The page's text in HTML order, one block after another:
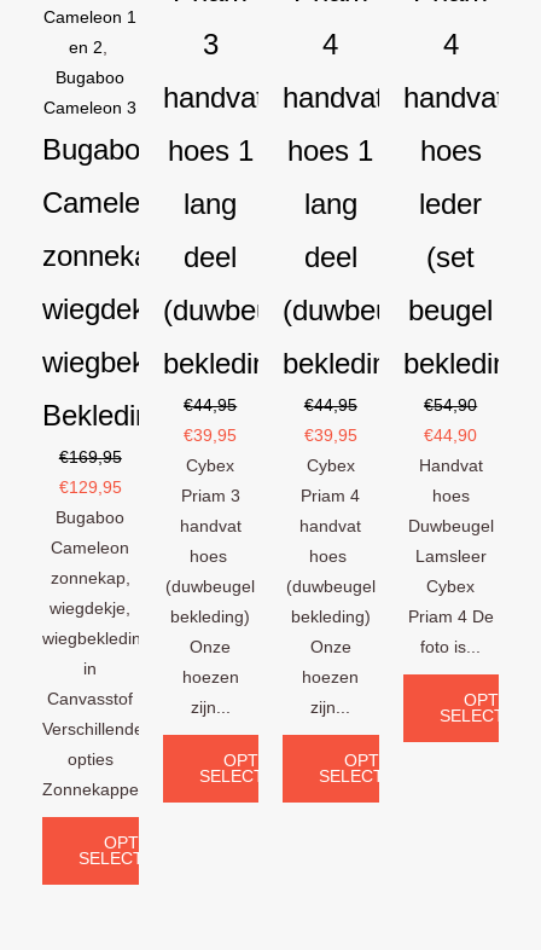
Cameleon 1
en 2
Bugaboo
Cameleon 3
Bugaboo
Cameleon
zonnekap
wiegdekje
wiegbekleding
Bekledingset
€169,95
€129,95
Bugaboo
Cameleon
zonnekap,
wiegdekje,
wiegbekleding
in
Canvasstof
Verschillende
opties
Zonnekappen:...
OPTIES
SELECTEREN
3
handvat
hoes 1
lang
deel
(duwbeugel
bekleding)
€44,95
€39,95
Cybex
Priam 3
handvat
hoes
(duwbeugel
bekleding)
Onze
hoezen
zijn...
OPTIES
SELECTEREN
4
handvat
hoes 1
lang
deel
(duwbeugel
bekleding)
€44,95
€39,95
Cybex
Priam 4
handvat
hoes
(duwbeugel
bekleding)
Onze
hoezen
zijn...
OPTIES
SELECTEREN
4
handvat
hoes
leder
(set
beugel
bekleding)
€54,90
€44,90
Handvat
hoes
Duwbeugel
Lamsleer
Cybex
Priam 4 De
foto is...
OPTIES